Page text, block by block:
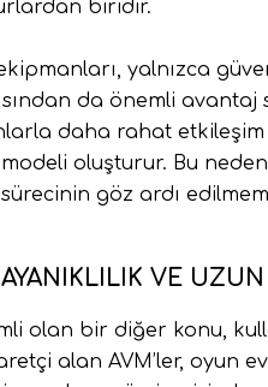
biridir.
yalnızca
da önemli avantaj
daha rahat etkileşim
oluşturur. Bu
göz ardı
VE
olan bir diğer konu,
alan AVM’ler, oyun